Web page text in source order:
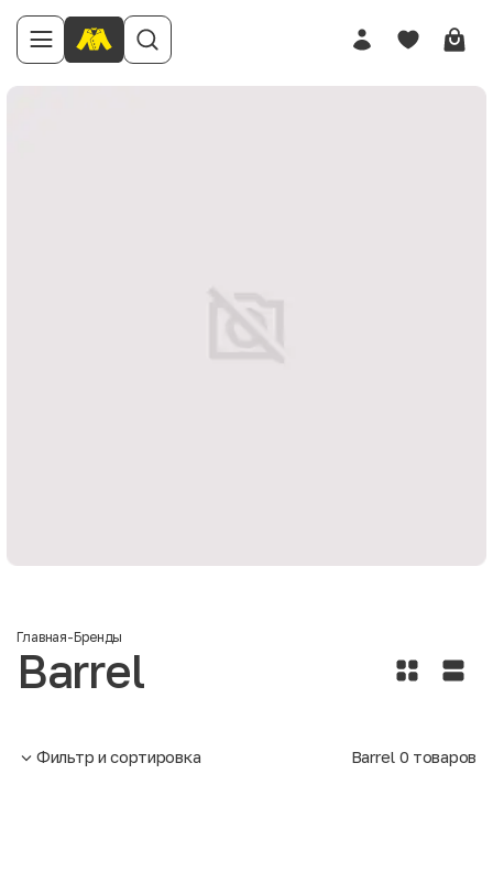
Главная-Бренды
Barrel
Фильтр и сортировка Barrel 0 товаров